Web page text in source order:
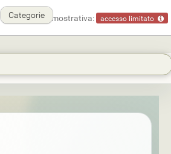
Modalità dimostrativa: accesso limitato
Categorie